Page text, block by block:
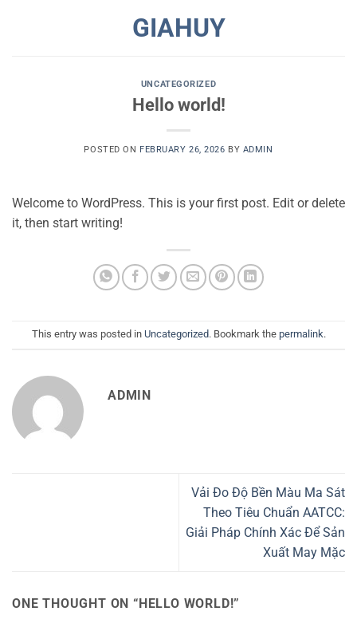
GIAHUY
UNCATEGORIZED
Hello world!
POSTED ON FEBRUARY 26, 2026 BY ADMIN
Welcome to WordPress. This is your first post. Edit or delete
it, then start writing!
This entry was posted in Uncategorized. Bookmark the permalink.
ADMIN
Vải Đo Độ Bền Màu Ma Sát
Theo Tiêu Chuẩn AATCC:
Giải Pháp Chính Xác Để Sản
Xuất May Mặc
ONE THOUGHT ON “HELLO WORLD!”